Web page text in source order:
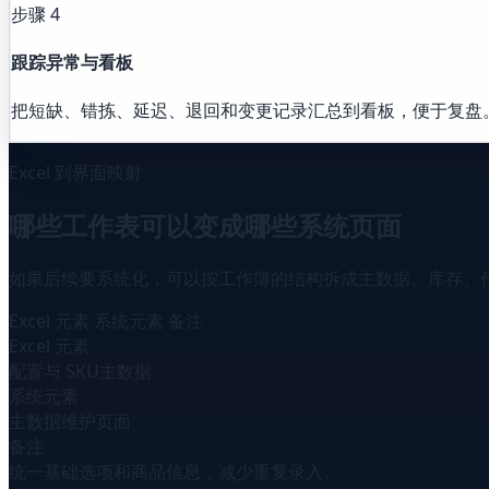
步骤 4
跟踪异常与看板
把短缺、错拣、延迟、退回和变更记录汇总到看板，便于复盘。
Excel 到界面映射